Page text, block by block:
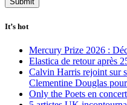
It’s hot
Mercury Prize 2026 :
Elastica de retour après
Calvin Harris rejoint sur
Clementine Douglas
Only the Poets en